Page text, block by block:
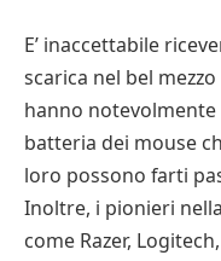
E’ inaccettabile
scarica nel bel
hanno
batteria dei mouse
loro possono farti
Inoltre, i pionieri
come Razer,